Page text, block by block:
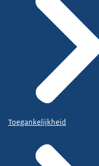
Toegankelijkheid